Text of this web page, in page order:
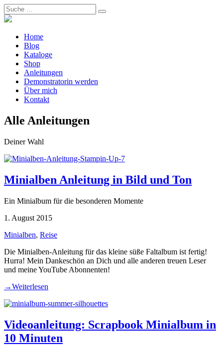
Home
Blog
Kataloge
Shop
Anleitungen
Demonstratorin werden
Über mich
Kontakt
Alle Anleitungen
Deiner Wahl
Minialben Anleitung in Bild und Ton
Ein Minialbum für die besonderen Momente
1. August 2015
Minialben, Reise
Die Minialben-Anleitung für das kleine süße Faltalbum ist fertig!
Hurra! Mein Dankeschön an Dich und alle anderen treuen Leser
und meine YouTube Abonnenten!
→Weiterlesen
Videoanleitung: Scrapbook Minialbum in
10 Minuten